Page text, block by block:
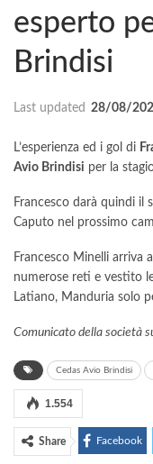
esperto
Brindisi
Last updated 28/08/
L’esperienza ed i gol di
Avio Brindisi per la
Francesco darà quindi il
Caputo nel prossimo
Francesco Minelli arriva
numerose reti e vestito
Latiano, Manduria solo
Comunicato della società
Cedas Avio Brindisi
1.554
Share Facebook